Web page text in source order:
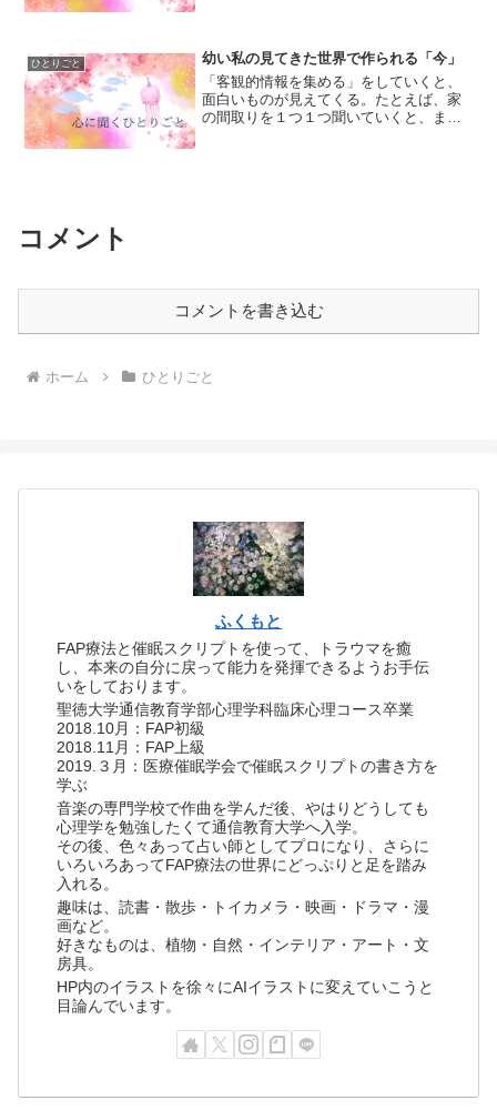
て自分が家に興味を持って...
ひとりごと
幼い私の見てきた世界で作られる「今」
「客観的情報を集める」をしていくと、
面白いものが見えてくる。たとえば、家
の間取りを１つ１つ聞いていくと、まる
コメント
コメントを書き込む
ホーム ひとりごと
ふくもと
FAP療法と催眠スクリプトを使って、トラウマを癒
し、本来の自分に戻って能力を発揮できるようお手伝
いをしております。
聖徳大学通信教育学部心理学科臨床心理コース卒業
2018.10月：FAP初級
2018.11月：FAP上級
2019.３月：医療催眠学会で催眠スクリプトの書き方を
学ぶ
音楽の専門学校で作曲を学んだ後、やはりどうしても
心理学を勉強したくて通信教育大学へ入学。
その後、色々あって占い師としてプロになり、さらに
いろいろあってFAP療法の世界にどっぷりと足を踏み
入れる。
趣味は、読書・散歩・トイカメラ・映画・ドラマ・漫
画など。
好きなものは、植物・自然・インテリア・アート・文
房具。
HP内のイラストを徐々にAIイラストに変えていこうと
目論んでいます。